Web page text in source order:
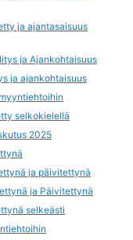
ja ajantasaisuus
ja Ajankohtaisuus
ja ajankohtaisuus
selkokielellä
2025
ja päivitettynä
ja Päivitettynä
selkeästi